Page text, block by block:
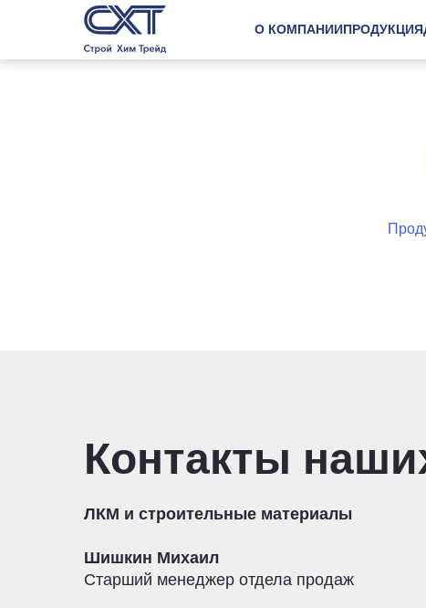
О КОМПАНИИПРОДУКЦИЯ
Контакты
ЛКМ и строительные материалы
Шишкин Михаил
Старший менеджер отдела продаж